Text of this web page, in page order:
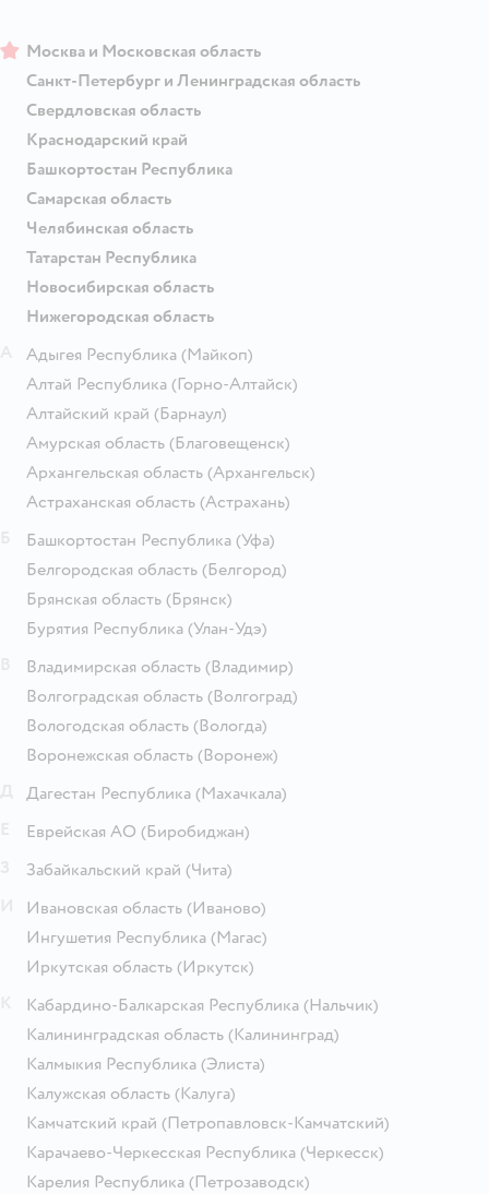
Москва и Московская область
Санкт-Петербург и Ленинградская область
Свердловская область
Краснодарский край
Башкортостан Республика
Самарская область
Челябинская область
Татарстан Республика
Новосибирская область
Нижегородская область
Адыгея Республика (Майкоп)
Алтай Республика (Горно-Алтайск)
Алтайский край (Барнаул)
Амурская область (Благовещенск)
Архангельская область (Архангельск)
Астраханская область (Астрахань)
Башкортостан Республика (Уфа)
Белгородская область (Белгород)
Брянская область (Брянск)
Бурятия Республика (Улан-Удэ)
Владимирская область (Владимир)
Волгоградская область (Волгоград)
Вологодская область (Вологда)
Воронежская область (Воронеж)
Дагестан Республика (Махачкала)
Еврейская АО (Биробиджан)
Забайкальский край (Чита)
Ивановская область (Иваново)
Ингушетия Республика (Магас)
Иркутская область (Иркутск)
Кабардино-Балкарская Республика (Нальчик)
Калининградская область (Калининград)
Калмыкия Республика (Элиста)
Калужская область (Калуга)
Камчатский край (Петропавловск-Камчатский)
Карачаево-Черкесская Республика (Черкесск)
Карелия Республика (Петрозаводск)